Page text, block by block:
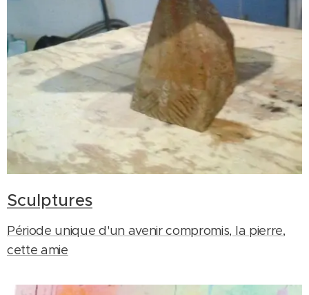
Sculptures
Période unique d'un avenir compromis, la pierre,
cette amie